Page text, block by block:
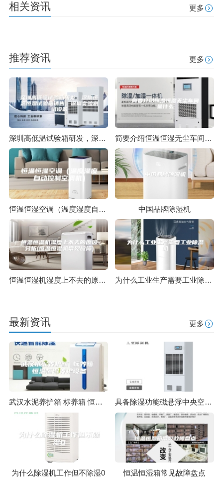
相关资讯 更多
推荐资讯 更多
深圳高低温试验箱研发，深圳恒温恒湿试验箱销售，深圳实验测试设备 简要介绍恒温恒湿无尘车间是什么
恒温恒湿空调（温度湿度自动控制空调机） 中国品牌除湿机
恒温恒湿机湿度上不去的原因分析(恒温恒湿机常见故障) 为什么工业生产需要工业除湿机
最新资讯 更多
武汉水泥养护箱 标养箱 恒温恒湿养护设备 具备除湿功能磁悬浮中央空调入驻深圳
为什么除湿机工作但不除湿0 恒温恒湿箱常见故障盘点